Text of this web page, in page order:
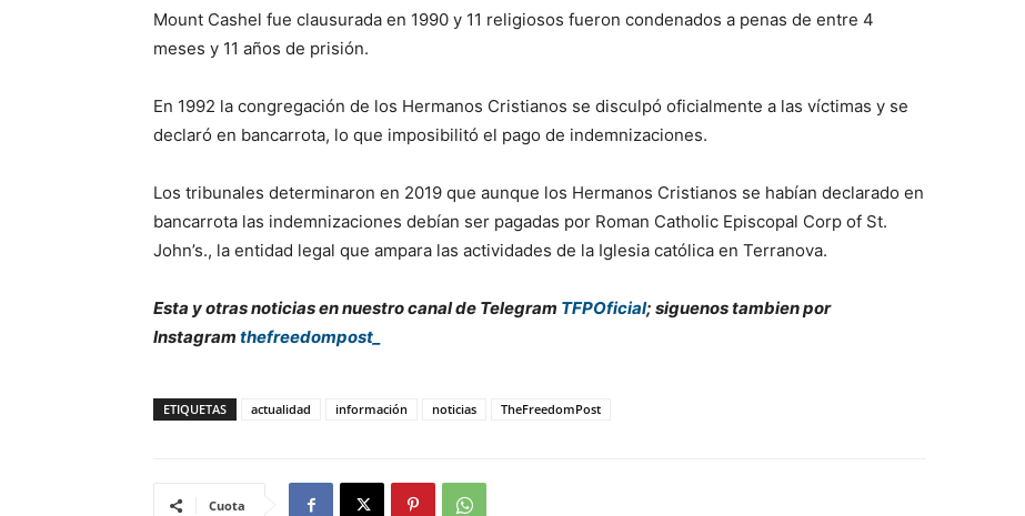
Mount Cashel fue clausurada en 1990 y 11 religiosos fueron condenados a penas de entre 4
meses y 11 años de prisión.
En 1992 la congregación de los Hermanos Cristianos se disculpó oficialmente a las víctimas y se
declaró en bancarrota, lo que imposibilitó el pago de indemnizaciones.
Los tribunales determinaron en 2019 que aunque los Hermanos Cristianos se habían declarado en
bancarrota las indemnizaciones debían ser pagadas por Roman Catholic Episcopal Corp of St.
John’s., la entidad legal que ampara las actividades de la Iglesia católica en Terranova.
Esta y otras noticias en nuestro canal de Telegram TFPOficial; siguenos tambien por
Instagram thefreedompost_
ETIQUETAS actualidad información noticias TheFreedomPost
Cuota